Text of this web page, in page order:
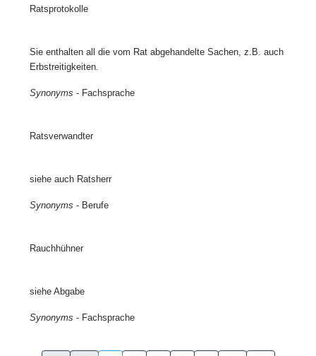
Ratsprotokolle
Sie enthalten all die vom Rat abgehandelte Sachen, z.B. auch
Erbstreitigkeiten.
Synonyms - Fachsprache
Ratsverwandter
siehe auch Ratsherr
Synonyms - Berufe
Rauchhühner
siehe Abgabe
Synonyms - Fachsprache